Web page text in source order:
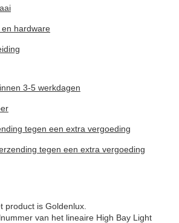
hardware
3-5 werkdagen
tegen een extra vergoeding
tegen een extra vergoeding
product is Goldenlux.
van het lineaire High Bay Light